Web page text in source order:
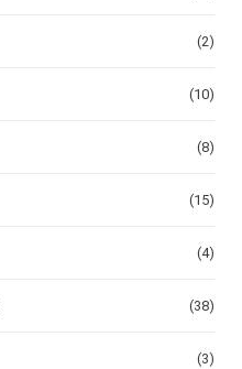
(2)
(10)
(8)
(15)
(4)
(38)
(3)